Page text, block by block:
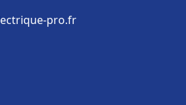
pro.fr